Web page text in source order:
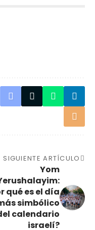
SIGUIENTE ARTÍCULO
Yom
qué es el día
simbólico
calendario
israelí?